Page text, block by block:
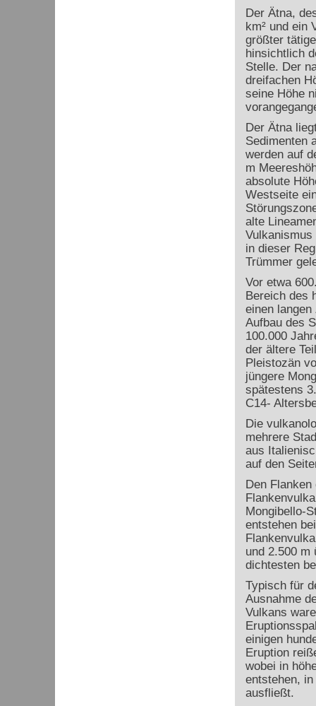
Der Ätna,
km² und ein
größter
hinsichtlich
Stelle. Der
dreifachen
seine Höhe
Der Ätna
Sedimenten
werden auf
m
absolute
Westseite
alte
Vulkanismus
in dieser
Trümmer
Vor etwa
Bereich des
einen
Aufbau des
100.000
der ältere
Pleistozän
jüngere
spätestens
C14-
Die
mehrere
aus
auf den
Den
Mongibello-
entstehen
und 2.500 m
dichtesten
Typisch für
Ausnahme
Vulkans
einigen
Eruption
wobei in
entstehen,
ausfließt.